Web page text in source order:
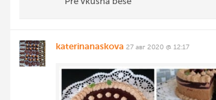
katerinanaskova 27 авг 2020 @ 12:17